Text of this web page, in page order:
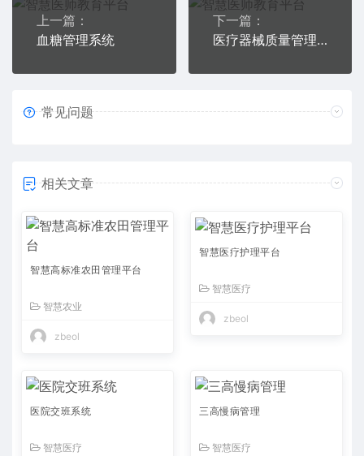
上一篇：
血糖管理系统
下一篇：
医疗器械质量管理数字平台
常见问题
相关文章
智慧高标准农田管理平台
智慧农业
zbeol
智慧医疗护理平台
智慧医疗
zbeol
医院交班系统
智慧医疗
三高慢病管理
智慧医疗